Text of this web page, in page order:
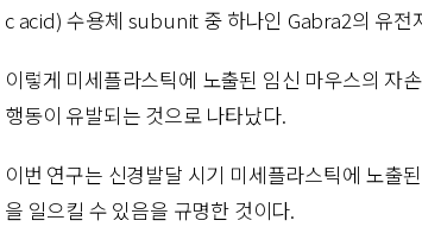
c acid) 수용체 subunit 중 하나인 Gabra2의 유전
이렇게 미세플라스틱에 노출된 임신 마우스의 자
행동이 유발되는 것으로 나타났다.
이번 연구는 신경발달 시기 미세플라스틱에 노출
을 일으킬 수 있음을 규명한 것이다.